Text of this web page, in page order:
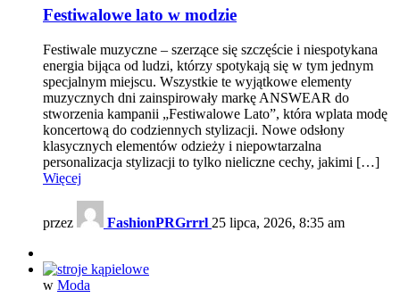
Festiwalowe lato w modzie
Festiwale muzyczne – szerzące się szczęście i niespotykana
energia bijąca od ludzi, którzy spotykają się w tym jednym
specjalnym miejscu. Wszystkie te wyjątkowe elementy
muzycznych dni zainspirowały markę ANSWEAR do
stworzenia kampanii „Festiwalowe Lato”, która wplata modę
koncertową do codziennych stylizacji. Nowe odsłony
klasycznych elementów odzieży i niepowtarzalna
personalizacja stylizacji to tylko nieliczne cechy, jakimi […]
Więcej
przez FashionPRGrrrl 25 lipca, 2026, 8:35 am
w Moda